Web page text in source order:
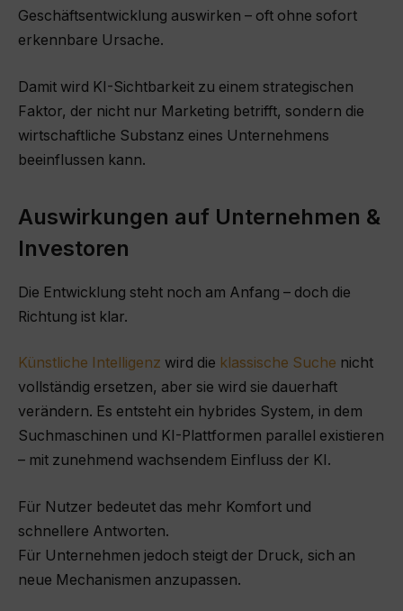
Geschäftsentwicklung auswirken – oft ohne sofort
erkennbare Ursache.
Damit wird KI-Sichtbarkeit zu einem strategischen
Faktor, der nicht nur Marketing betrifft, sondern die
wirtschaftliche Substanz eines Unternehmens
beeinflussen kann.
Auswirkungen auf Unternehmen &
Investoren
Die Entwicklung steht noch am Anfang – doch die
Richtung ist klar.
Künstliche Intelligenz wird die klassische Suche nicht
vollständig ersetzen, aber sie wird sie dauerhaft
verändern. Es entsteht ein hybrides System, in dem
Suchmaschinen und KI-Plattformen parallel existieren
– mit zunehmend wachsendem Einfluss der KI.
Für Nutzer bedeutet das mehr Komfort und
schnellere Antworten.
Für Unternehmen jedoch steigt der Druck, sich an
neue Mechanismen anzupassen.